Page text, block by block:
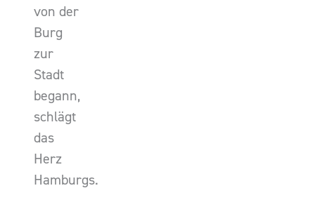
von der
Burg
zur
Stadt
begann,
schlägt
das
Herz
Hamburgs.